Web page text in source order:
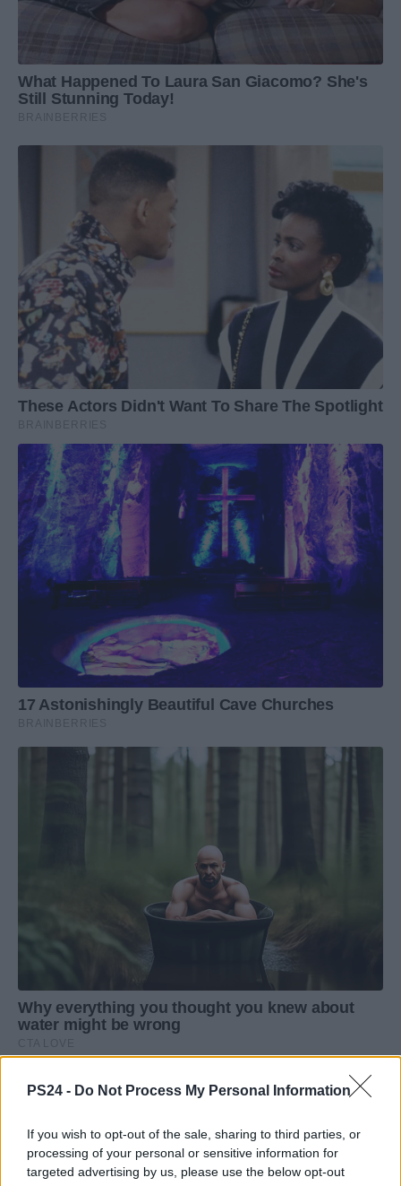
PS24 - Do Not Process My Personal Information
If you wish to opt-out of the sale, sharing to third parties, or
processing of your personal or sensitive information for
targeted advertising by us, please use the below opt-out